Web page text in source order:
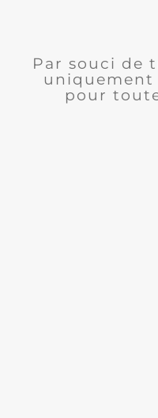
Par souci de
uniquement
pour